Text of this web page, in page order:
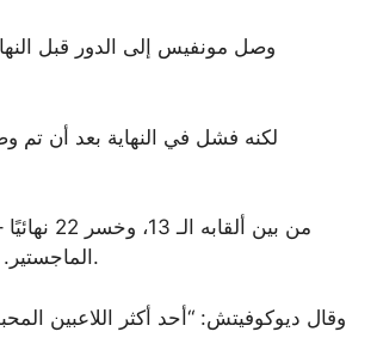
لكنه فشل في النهاية بعد أن تم
الماجستير. سمعته كرجل استعراض كانت لها الأسبقية على نتائجه المتواضعة.
وقال ديوكوفيتش: “أحد أكثر اللاعبين